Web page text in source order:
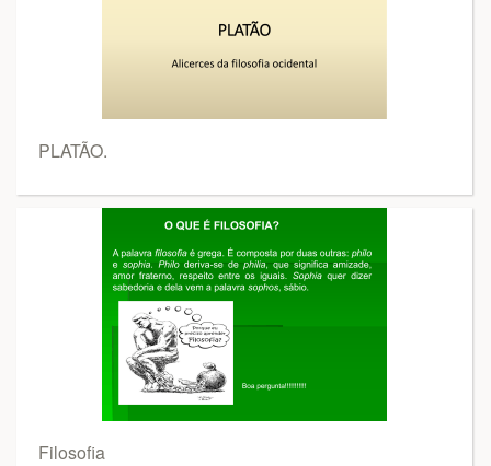
PLATÃO.
Filosofia